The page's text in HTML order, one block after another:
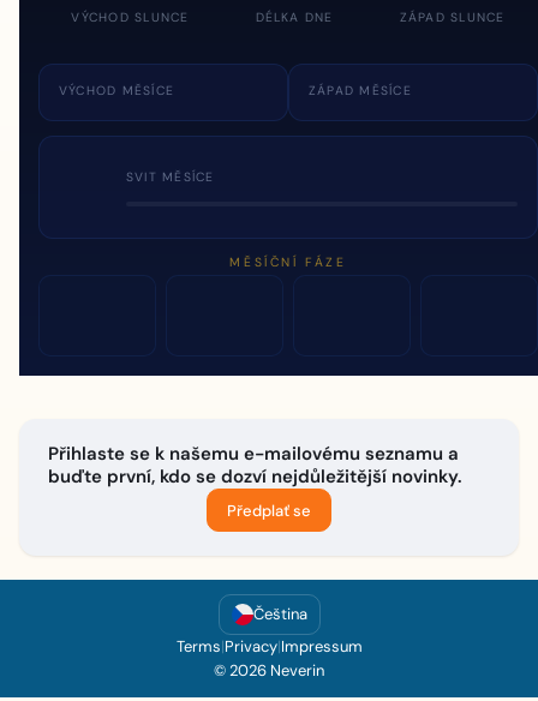
VÝCHOD SLUNCE DÉLKA DNE ZÁPAD SLUNCE
VÝCHOD MĚSÍCE ZÁPAD MĚSÍCE
SVIT MĚSÍCE
MĚSÍČNÍ FÁZE
Přihlaste se k našemu e-mailovému seznamu a
buďte první, kdo se dozví nejdůležitější novinky.
Předplať se
Čeština
Terms|Privacy|Impressum
© 2026 Neverin